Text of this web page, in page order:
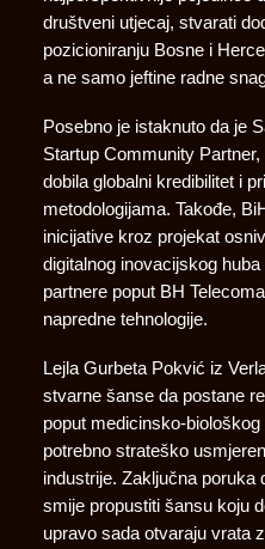
društveni utjecaj, stvarati
pozicioniranju Bosne i
a ne samo jeftine radne
Posebno je istaknuto da je
Startup Community
dobila globalni kredibilitet i
metodologijama. Takođe,
inicijative kroz projekat
digitalnog inovacijskog
partnere poput BH
napredne tehnologije.
Lejla Gurbeta Pokvić iz
stvarne šanse da postane
poput medicinsko-
potrebno strateško
industrije. Zaključna poruka
smije propustiti šansu koju
upravo sada otvaraju vrata